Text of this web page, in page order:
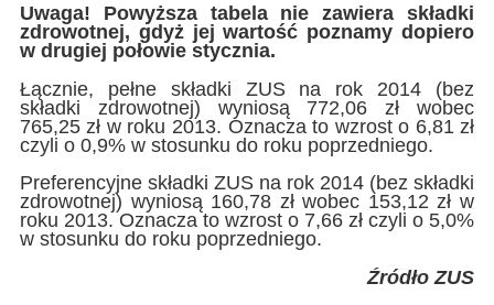
Uwaga! Powyższa tabela nie zawiera składki
zdrowotnej, gdyż jej wartość poznamy dopiero
w drugiej połowie stycznia.
Łącznie, pełne składki ZUS na rok 2014 (bez
składki zdrowotnej) wyniosą 772,06 zł wobec
765,25 zł w roku 2013. Oznacza to wzrost o 6,81 zł
czyli o 0,9% w stosunku do roku poprzedniego.
Preferencyjne składki ZUS na rok 2014 (bez składki
zdrowotnej) wyniosą 160,78 zł wobec 153,12 zł w
roku 2013. Oznacza to wzrost o 7,66 zł czyli o 5,0%
w stosunku do roku poprzedniego.
Źródło ZUS